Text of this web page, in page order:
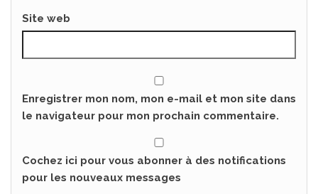
Site web
Enregistrer mon nom, mon e-mail et mon site dans
le navigateur pour mon prochain commentaire.
Cochez ici pour vous abonner à des notifications
pour les nouveaux messages